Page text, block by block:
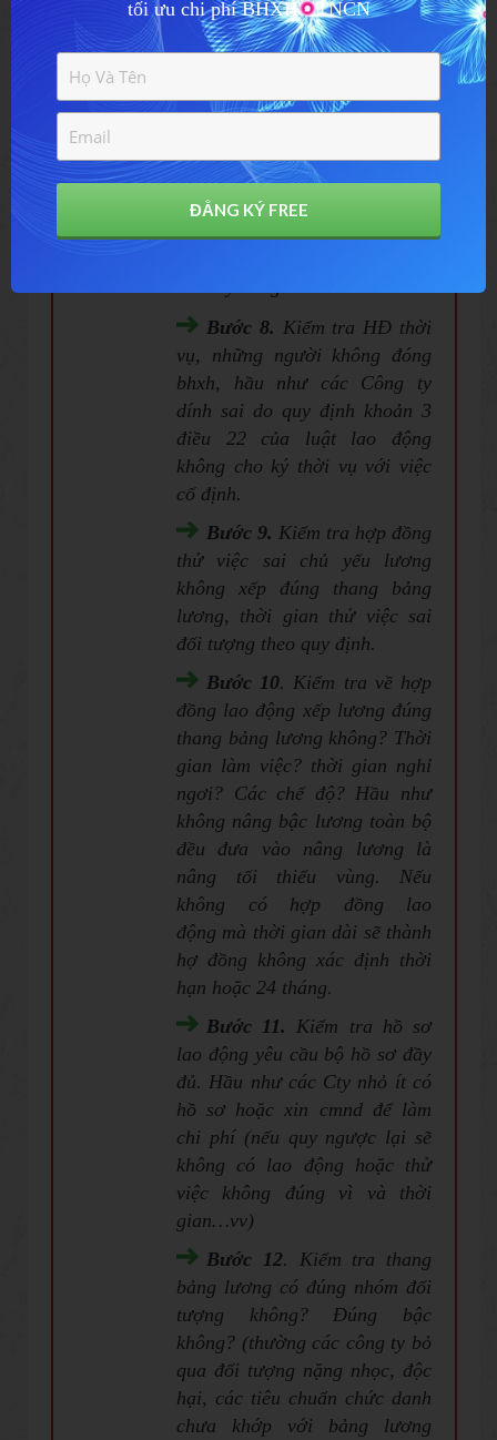
với số lượng quyết toán
thuế tncn. Với 2 khoản
thực tế thì cao mà BHXH
phụ cấp phải đóng bhxh
lại không đưa vào
vì khoản phụ cấp
Bước 8. Kiểm tra HĐ thời
vụ, những người không đóng
bhxh, hầu như các Công ty
dính sai do quy định khoản 3
điều 22 của luật lao động
không cho ký thời vụ với việc
cố định.
Bước 9. Kiểm tra hợp đồng
thử việc sai chủ yếu lương
không xếp đúng thang bảng
lương, thời gian thử việc sai
đối tượng theo quy định.
Bước 10. Kiểm tra về hợp
đồng lao động xếp lương đúng
thang bảng lương không? Thời
gian làm việc? thời gian nghỉ
ngơi? Các chế độ? Hầu như
không nâng bậc lương toàn bộ
đều đưa vào nâng lương là
nâng tối thiểu vùng. Nếu
không có hợp đồng lao
động mà thời gian dài sẽ thành
hợ đồng không xác định thời
hạn hoặc 24 tháng.
Bước 11. Kiểm tra hồ sơ
lao động yêu cầu bộ hồ sơ đầy
đủ. Hầu như các Cty nhỏ ít có
hồ sơ hoặc xin cmnd để làm
chi phí (nếu quy ngược lại sẽ
không có lao động hoặc thử
việc không đúng vì và thời
gian…vv)
Bước 12. Kiểm tra thang
bảng lương có đúng nhóm đối
tượng không? Đúng bậc
không? (thường các công ty bỏ
qua đối tượng nặng nhọc, độc
hại, các tiêu chuẩn chức danh
chưa khớp với bảng lương
tối ưu chi phí BHXH - TNCN
ĐẲNG KÝ FREE